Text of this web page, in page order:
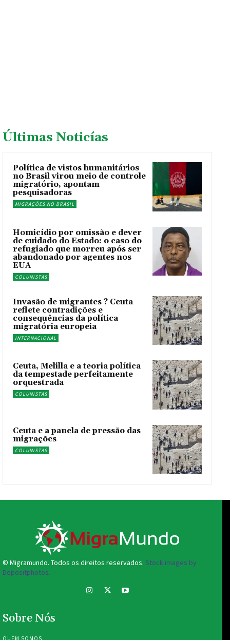
Últimas Noticías
Política de vistos humanitários
no Brasil virou meio de controle
migratório, apontam
pesquisadoras
MIGRAÇÕES NO BRASIL
Homicídio por omissão e dever
de cuidado do Estado: o caso do
refugiado que morreu após ser
abandonado por agentes nos
EUA
COLUNISTAS
Invasão de migrantes ? Ceuta
reflete contradições e
consequências da política
migratória europeia
INTERNACIONAL
Ceuta, Melilla e a teoria política
da tempestade perfeitamente
orquestrada
COLUNISTAS
Ceuta e a panela de pressão das
migrações
COLUNISTAS
© Migramundo. Todos os direitos reservados. Stock images by
Depositphotos.
Sobre Nós
QUEM SOMOS